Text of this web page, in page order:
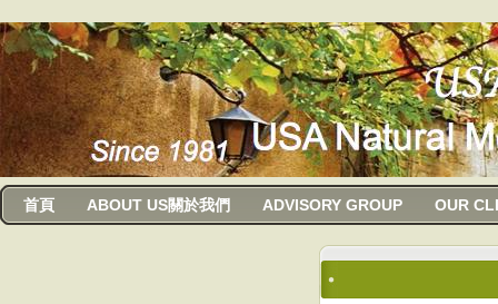
usanma
首頁 ABOUT US關於我們 ADVISORY GROUP OUR